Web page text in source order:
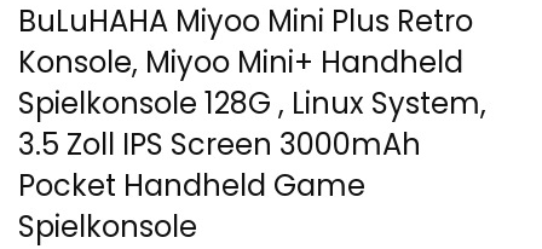
BuLuHAHA Miyoo Mini Plus Retro
Konsole, Miyoo Mini+ Handheld
Spielkonsole 128G , Linux System,
3.5 Zoll IPS Screen 3000mAh
Pocket Handheld Game
Spielkonsole